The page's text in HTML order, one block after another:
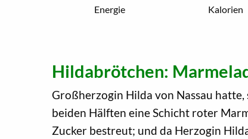
Energie Kalorien
Hildabrötchen:
Großherzogin Hilda von Nassau hatte,
beiden Hälften eine Schicht roter
Zucker bestreut; und da Herzogin